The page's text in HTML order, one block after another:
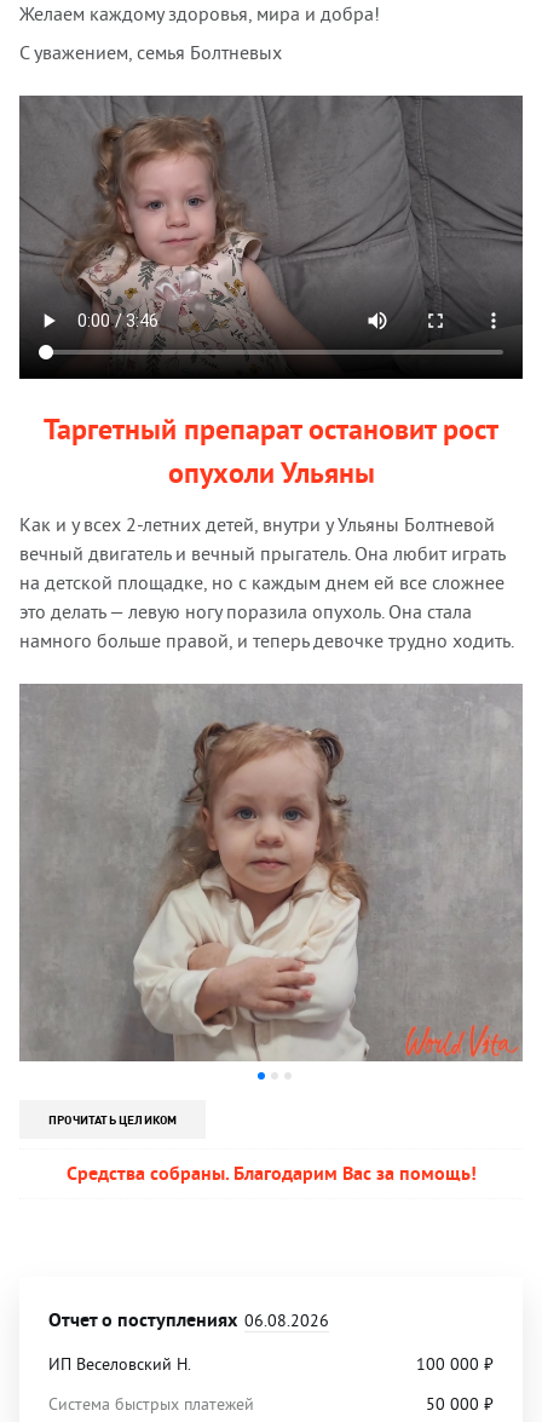
Желаем каждому здоровья, мира и добра!
С уважением, семья Болтневых
Таргетный препарат остановит рост
опухоли Ульяны
Как и у всех 2-летних детей, внутри у Ульяны Болтневой
вечный двигатель и вечный прыгатель. Она любит играть
на детской площадке, но с каждым днем ей все сложнее
это делать — левую ногу поразила опухоль. Она стала
намного больше правой, и теперь девочке трудно ходить.
ПРОЧИТАТЬ ЦЕЛИКОМ
Средства собраны. Благодарим Вас за помощь!
Отчет о поступлениях 06.08.2026
ИП Веселовский Н.
100 000 ₽
Система быстрых платежей
50 000 ₽